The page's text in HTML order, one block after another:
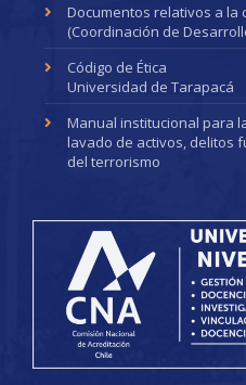
Documentos relativos a la
(Coordinación de
Código de Ética
Universidad de Tarapacá
Manual institucional para
lavado de activos, delitos
del terrorismo